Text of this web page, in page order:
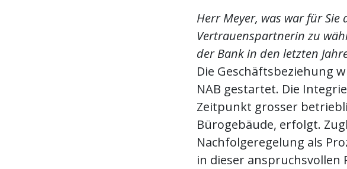
Herr Meyer, was war für Sie
Vertrauenspartnerin zu
der Bank in den letzten
Die Geschäftsbeziehung
NAB gestartet. Die
Zeitpunkt grosser
Bürogebäude, erfolgt.
Nachfolgeregelung als
in dieser anspruchsvollen